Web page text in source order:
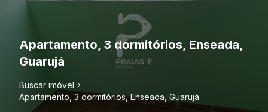
Apartamento, 3 dormitórios, Enseada,
Guarujá
Buscar imóvel
Apartamento, 3 dormitórios, Enseada, Guarujá